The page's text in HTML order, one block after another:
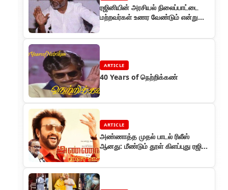
ரஜினியின் அரசியல் நிலைப்பாட்டை
மற்றவர்கள் உணர வேண்டும் என்று
ARTICLE
40 Years of நெற்றிக்கண்
ARTICLE
அண்ணாத்த முதல் பாடல் ரிலீஸ்
ஆனது: மீண்டும் தூள் கிளப்புது ரஜினி